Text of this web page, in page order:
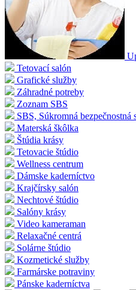
Tetovací salón
Grafické služby
Záhradné potreby
Zoznam SBS
SBS, Súkromná bezpečnostná
Materská škôlka
Štúdia krásy
Tetovacie štúdio
Wellness centrum
Dámske kaderníctvo
Krajčírsky salón
Nechtové štúdio
Salóny krásy
Video kameraman
Relaxačné centrá
Solárne štúdio
Kozmetické služby
Farmárske potraviny
Pánske kaderníctva